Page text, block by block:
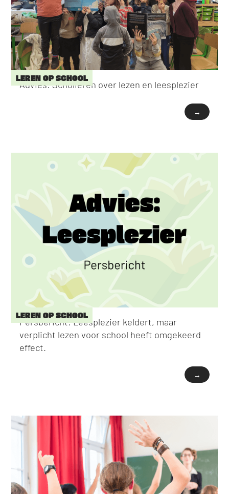
LEREN OP SCHOOL
Advies: Scholieren over lezen en leesplezier
→
LEREN OP SCHOOL
Persbericht: Leesplezier keldert, maar
verplicht lezen voor school heeft omgekeerd
effect.
→